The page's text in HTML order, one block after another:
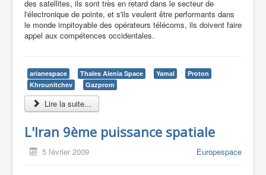
des satellites, ils sont très en retard dans le secteur de
l'électronique de pointe, et s'ils veulent être performants dans
le monde impitoyable des opérateurs télécoms, ils doivent faire
appel aux compétences occidentales.
arianespace Thales Alenia Space Yamal
Proton
Khrounitchev
Gazprom
Lire la suite...
L'Iran 9ème puissance spatiale
5 février 2009 Europespace